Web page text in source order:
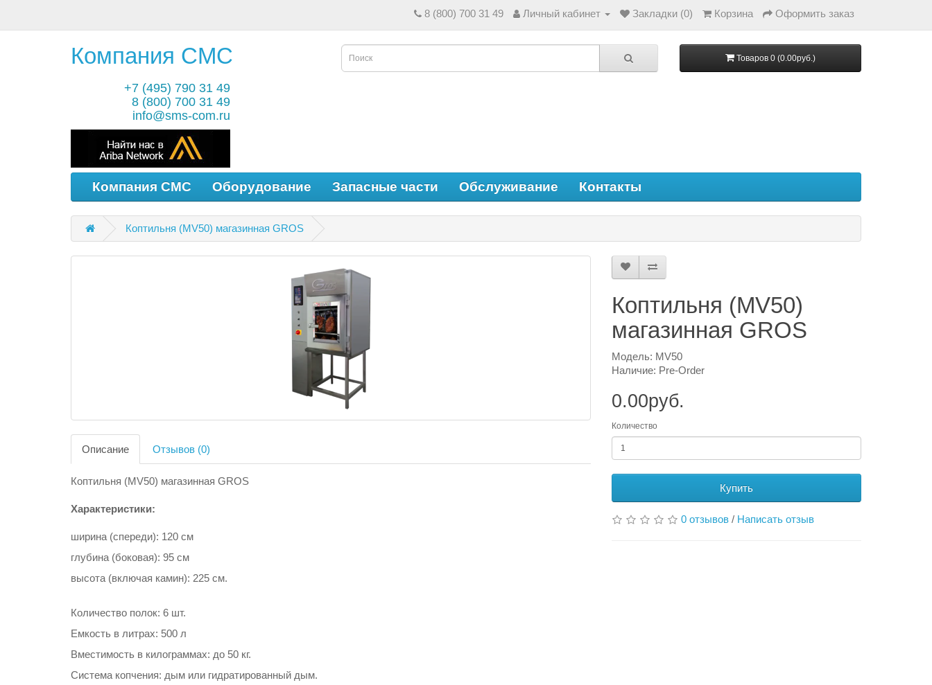
8 (800) 700 31 49 Личный кабинет Закладки (0) Корзина Оформить заказ
Компания СМС
+7 (495) 790 31 49
8 (800) 700 31 49
info@sms-com.ru
Товаров 0 (0.00руб.)
Компания СМС Оборудование Запасные части Обслуживание Контакты
Коптильня (MV50) магазинная GROS
Описание Отзывов (0)
Коптильня (MV50) магазинная GROS
Характеристики:
ширина (спереди): 120 см
глубина (боковая): 95 см
высота (включая камин): 225 см.
Количество полок: 6 шт.
Емкость в литрах: 500 л
Вместимость в килограммах: до 50 кг.
Система копчения: дым или гидратированный дым.
Коптильня (MV50)
магазинная GROS
Модель: MV50
Наличие: Pre-Order
0.00руб.
Количество
Купить
0 отзывов / Написать отзыв